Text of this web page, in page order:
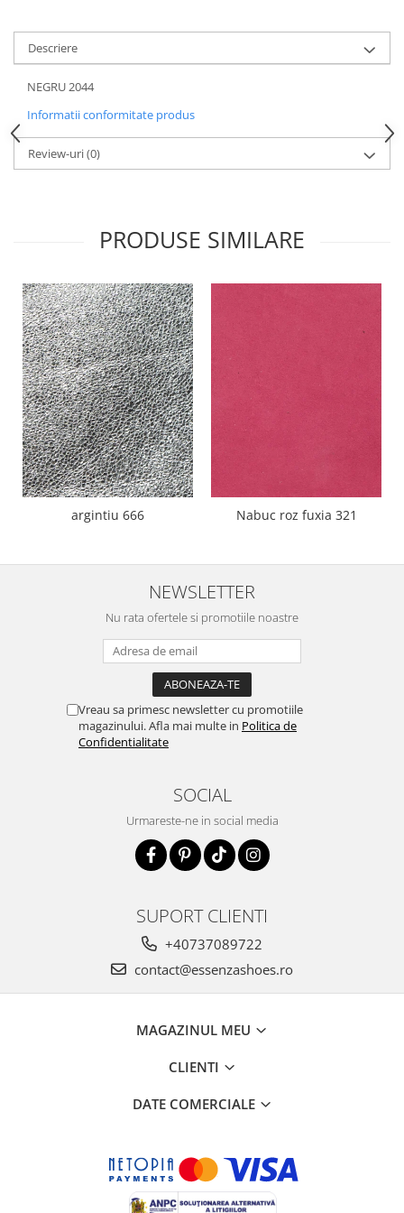
Descriere
NEGRU 2044
Informatii conformitate produs
Review-uri(0)
PRODUSE SIMILARE
argintiu 666 Nabuc roz fuxia 321
NEWSLETTER
Nu rata ofertele si promotiile noastre
Vreau sa primesc newsletter cu promotiile
magazinului. Afla mai multe in Politica de
Confidentialitate
SOCIAL
Urmareste-ne in social media
SUPORT CLIENTI
+40737089722
contact@essenzashoes.ro
MAGAZINUL MEU
CLIENTI
DATE COMERCIALE